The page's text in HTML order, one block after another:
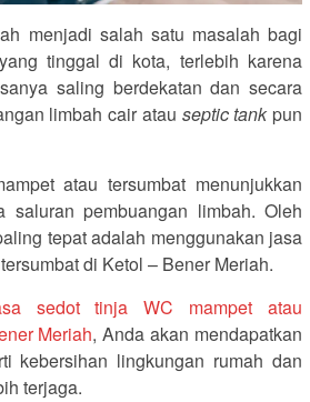
menjadi salah satu masalah bagi
tinggal di kota, terlebih karena
saling berdekatan dan secara
limbah cair atau septic tankpun
atau tersumbat menunjukkan
saluran pembuangan limbah. Oleh
tepat adalah menggunakan jasa
di Ketol – Bener Meriah.
sedot tinja WC mampet atau
Meriah, Anda akan mendapatkan
kebersihan lingkungan rumah dan
terjaga.